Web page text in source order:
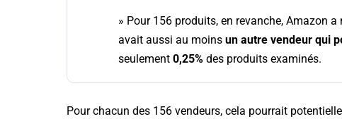
» Pour 156 produits, en revanche, Amazon
avait aussi au moins un autre vendeur qui
seulement 0,25% des produits examinés.
Pour chacun des 156 vendeurs, cela pourrait